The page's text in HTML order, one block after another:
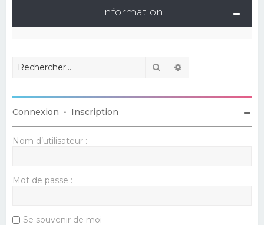
Information
Rechercher
Connexion • Inscription
Nom d’utilisateur :
Mot de passe :
Se souvenir de moi